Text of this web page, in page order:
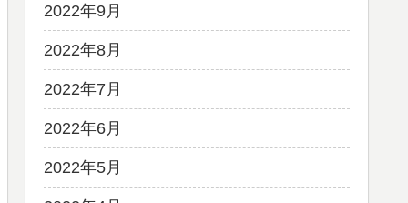
2022年9月
2022年8月
2022年7月
2022年6月
2022年5月